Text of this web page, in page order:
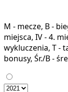
M - mecze, B -
miejsca, IV - 4.
wykluczenia, T -
bonusy, Śr./B -